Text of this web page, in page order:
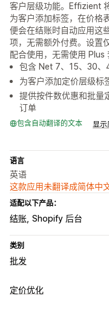
客户层级功能。Effizient
为客户添加标签，在价格
便会在结账时自动应用这
项，无需额外付费。设置
配合使用，无需使用 Plus
包含 Net 7、15、30
为客户添加定价层级标
提供按件数优惠和批量
订单
包含自动翻译的文本 显示
语言
英语
这款应用未翻译成简体中
适配以下产品：
结账 Shopify 后台
类别
批发
定价选项
定价优化